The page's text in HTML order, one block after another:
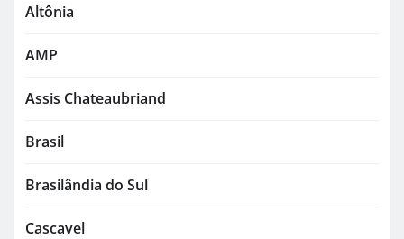
Altônia
AMP
Assis Chateaubriand
Brasil
Brasilândia do Sul
Cascavel